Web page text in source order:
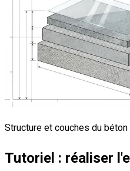
Structure et couches du béton
Tutoriel : réaliser